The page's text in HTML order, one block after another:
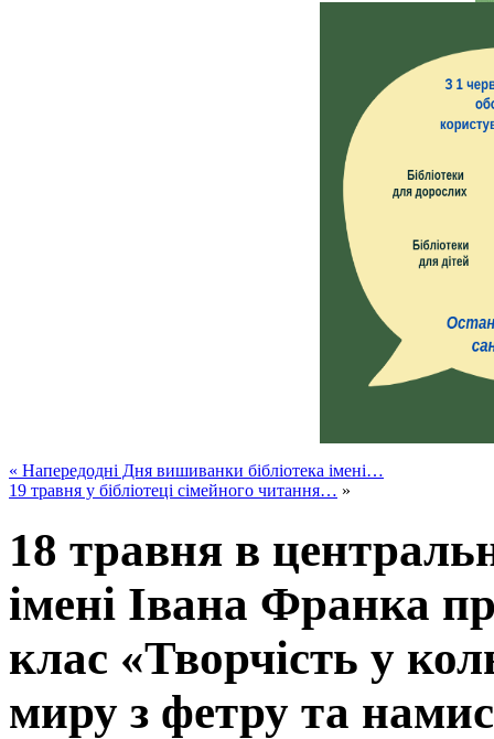
« Напередодні Дня вишиванки бібліотека імені…
19 травня у бібліотеці сімейного читання… »
18 травня в
імені Івана Франка
клас «Творчість у
миру з фетру та